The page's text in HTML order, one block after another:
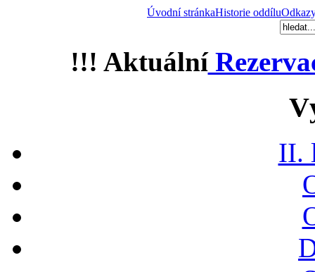
Úvodní stránkaHistorie oddílu
!!! Aktuální
II.